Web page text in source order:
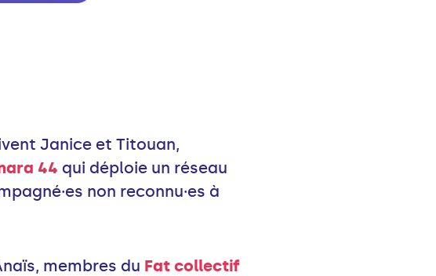
Janice et Titouan,
44 qui déploie un réseau
non reconnu·es à
membres du Fat collectif